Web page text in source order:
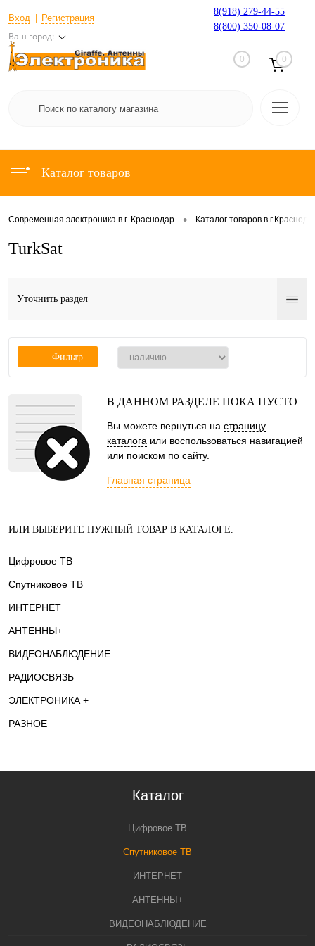
Вход Регистрация
Ваш город:
8(918) 279-44-55
8(800) 350-08-07
0 0
Каталог товаров
Современная электроника в г. Краснодар • Каталог товаров в
TurkSat
Уточнить раздел
Фильтр
В ДАННОМ РАЗДЕЛЕ ПОКА ПУСТО
Вы можете вернуться на страницу
каталога или воспользоваться навигацией
или поиском по сайту.
Главная страница
ИЛИ ВЫБЕРИТЕ НУЖНЫЙ ТОВАР В КАТАЛОГЕ.
Цифровое ТВ
Спутниковое ТВ
ИНТЕРНЕТ
АНТЕННЫ+
ВИДЕОНАБЛЮДЕНИЕ
РАДИОСВЯЗЬ
ЭЛЕКТРОНИКА +
РАЗНОЕ
Каталог
Цифровое ТВ
Спутниковое ТВ
ИНТЕРНЕТ
АНТЕННЫ+
ВИДЕОНАБЛЮДЕНИЕ